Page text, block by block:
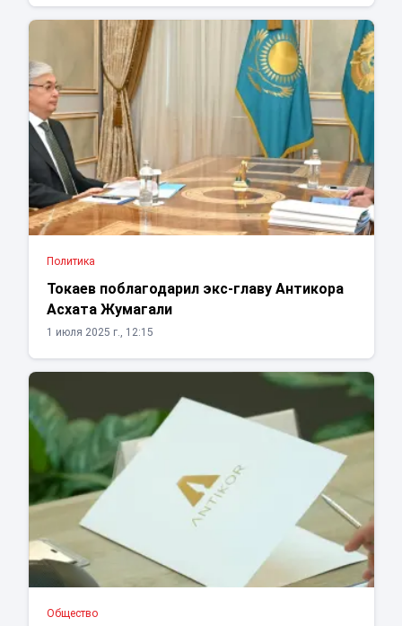
Политика
Токаев поблагодарил экс-главу Антикора
Асхата Жумагали
1 июля 2025 г., 12:15
Общество